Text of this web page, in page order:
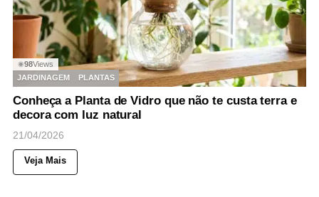
◉98Views
JARDINAGEM
PLANTAS
Conheça a Planta de Vidro que não te custa terra e
decora com luz natural
21/04/2026
Veja Mais